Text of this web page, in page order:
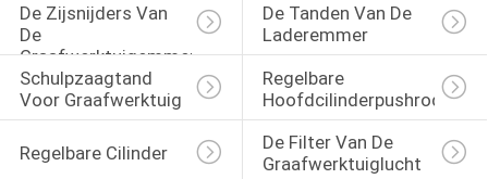
De Zijsnijders Van
De
Graafwerktuigemmer
De Tanden Van De
Laderemmer
Schulpzaagtand
Voor Graafwerktuig
Regelbare
Hoofdcilinderpushrod
Regelbare Cilinder
De Filter Van De
Graafwerktuiglucht